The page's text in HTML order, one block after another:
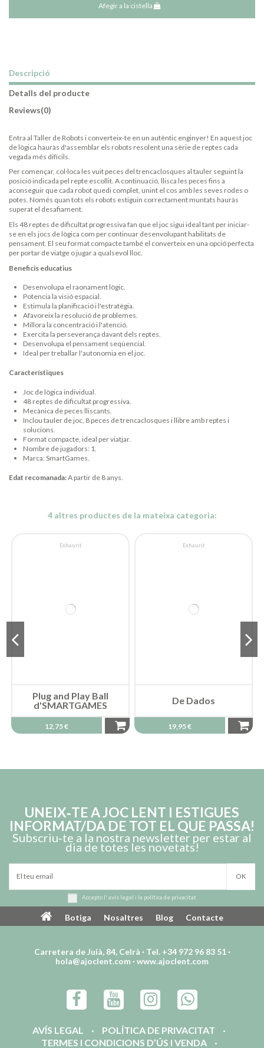
Afegir a la cistella
Descripció
Detalls del producte
Reviews(0)
Entra al Taller de Robots i converteix-te en un autèntic enginyer! En aquest joc
de lògica hauràs d'assemblar els robots resolent una sèrie de reptes cada
vegada més difícils.
Per començar, col·loca les vuit peces del trencaclosques al tauler seguint la
posició indicada pel repte escollit. A continuació, llisca les peces fins a
aconseguir que cada robot quedi complet, unint el cos amb les seves rodes o
potes. Només quan tots els robots estiguin correctament muntats hauràs
superat el desafiament.
Els 48 reptes de dificultat progressiva fan que el joc sigui ideal tant per iniciar-
se en els jocs de lògica com per continuar desenvolupant habilitats de
pensament. El seu format compacte també el converteix en una opció perfecta
per portar de viatge o jugar a qualsevol lloc.
Beneficis educatius
Desenvolupa el raonament lògic.
Potencia la visió espacial.
Estimula la planificació i l'estratègia.
Afavoreix la resolució de problemes.
Millora la concentració i l'atenció.
Exercita la perseverança davant dels reptes.
Desenvolupa el pensament seqüencial.
Ideal per treballar l'autonomia en el joc.
Característiques
Joc de lògica individual.
48 reptes de dificultat progressiva.
Mecànica de peces lliscants.
Inclou tauler de joc, 8 peces de trencaclosques i llibre amb reptes i
solucions.
Format compacte, ideal per viatjar.
Nombre de jugadors: 1.
Marca: SmartGames.
Edat recomanada:A partir de 8 anys.
4 altres productes de la mateixa categoria:
Exhaurit
Plug and Play Ball
d'SMARTGAMES
12,75 €
Exhaurit
De Dados
19,95 €
Tegu 6 peces Tints Rubik's Master 4x4
UNEIX‑TE A JOC LENT I ESTIGUES
INFORMAT/DA DE TOT EL QUE PASSA!
Subscriu‑te a la nostra newsletter per estar al
dia de totes les novetats!
Accepto l' avís legal i la política de privacitat
Botiga Nosaltres Blog Contacte
Carretera de Juià, 84, Celrà · Tel. +34 972 96 83 51 ·
hola@ajoclent.com ·www.ajoclent.com
AVÍS LEGAL
POLÍTICA DE PRIVACITAT
TERMES I CONDICIONS D’ÚS I VENDA